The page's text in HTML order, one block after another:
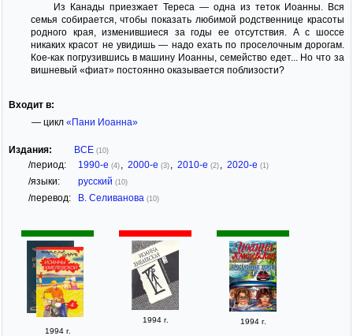
Из Канады приезжает Тереса — одна из теток Иоанны. Вся
семья собирается, чтобы показать любимой родственнице красоты
родного края, изменившиеся за годы ее отсутствия. А с шоссе
никаких красот не увидишь — надо ехать по проселочным дорогам.
Кое-как погрузившись в машину Иоанны, семейство едет... Но что за
вишневый «фиат» постоянно оказывается поблизости?
Входит в:
— цикл «Пани Иоанна»
Издания: ВСЕ (10)
/период: 1990-е (4) 2000-е (3) 2010-е (2) 2020-е (1)
/языки: русский (10)
/перевод: В. Селиванова (10)
1994 г.
1994 г. 1994 г.